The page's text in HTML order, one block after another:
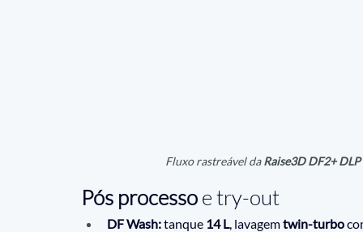
Fluxo rastreável da Raise3D DF2+ DLP
Pós processo e try-out
DF Wash: tanque 14 L , lavagem twin-turbo